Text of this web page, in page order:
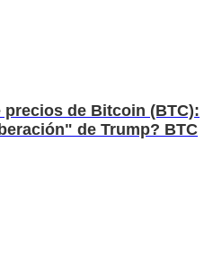
de Bitcoin (BTC):
de Trump? BTC